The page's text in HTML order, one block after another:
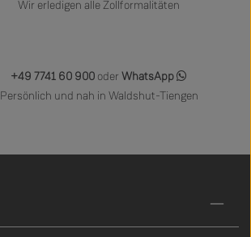
Wir erledigen alle Zollformalitäten
+49 7741 60 900 oder WhatsApp
Persönlich und nah in Waldshut-Tiengen